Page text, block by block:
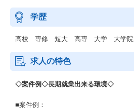
学歴
高校 専修 短大 高専 大学 大学院
求人の特色
◇案件例◇長期就業出来る環境◇
■案件例：